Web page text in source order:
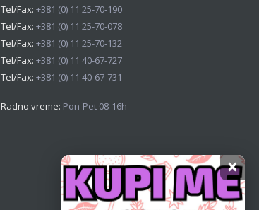
Tel/Fax: +381 (0) 11 25-70-190
Tel/Fax: +381 (0) 11 25-70-078
Tel/Fax: +381 (0) 11 25-70-132
Tel/Fax: +381 (0) 11 40-67-727
Tel/Fax: +381 (0) 11 40-67-731
Radno vreme: Pon-Pet 08-16h
×